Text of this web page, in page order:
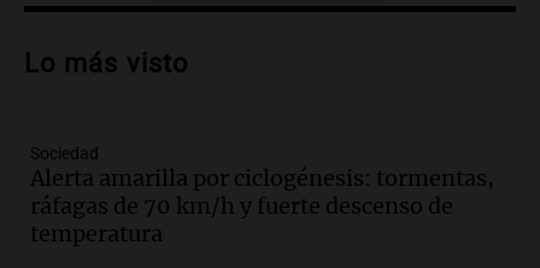
Audio.Preparativos para la feria en La
de apertura
Audio.
lluvias, senadores manifiestan
oposición a ley de tierras
Panorama Federal
Lo más visto
Sociedad
Alerta amarilla por ciclogénesis: tormentas,
ráfagas de 70 km/h y fuerte descenso de
temperatura